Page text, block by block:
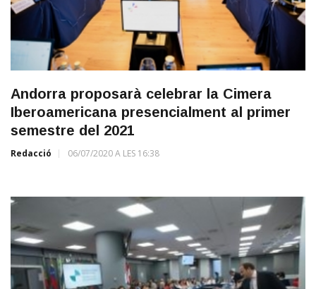
Andorra proposarà celebrar la Cimera
Iberoamericana presencialment al primer
semestre del 2021
Redacció 06/07/2020 A LES 16:38